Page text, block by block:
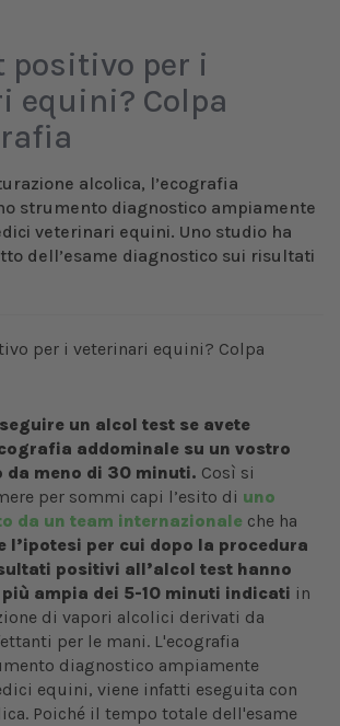
positivo per i
equini? Colpa
alcolica, l’ecografia
strumento diagnostico ampiamente
veterinari equini. Uno studio ha
dell’esame diagnostico sui risultati
un alcol test se avete
addominale su un vostro
da meno di 30 minuti. Così si
per sommi capi l’esito di uno
da un team internazionale che ha
l’ipotesi per cui dopo la procedura
positivi all’alcol test hanno
ampia dei 5-10 minuti indicati in
di vapori alcolici derivati da
per le mani. L'ecografia
diagnostico ampiamente
equini, viene infatti eseguita con
Poiché il tempo totale dell'esame